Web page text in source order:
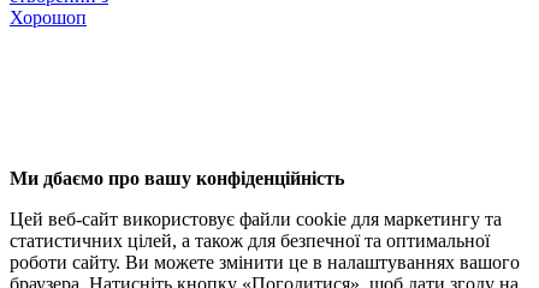
Хорошоп
Ми дбаємо про вашу конфіденційність
Цей веб-сайт використовує файли cookie для маркетингу та
статистичних цілей, а також для безпечної та оптимальної
роботи сайту. Ви можете змінити це в налаштуваннях вашого
браузера. Натисніть кнопку «Погодитися», щоб дати згоду на